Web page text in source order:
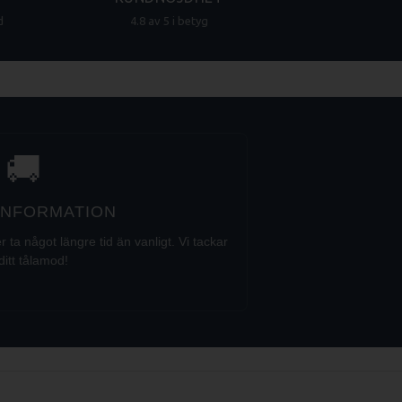
4.8 av 5 i betyg
🚚
ta något längre tid än vanligt. Vi tackar
tålamod!